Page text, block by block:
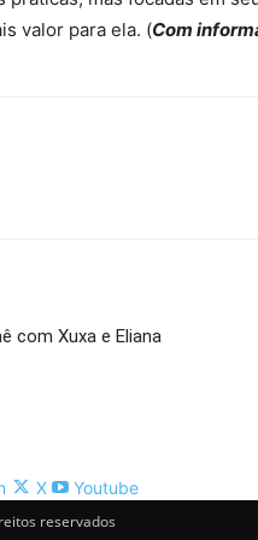
valor para ela. (Com
com Xuxa e Eliana
X
Youtube
reservados